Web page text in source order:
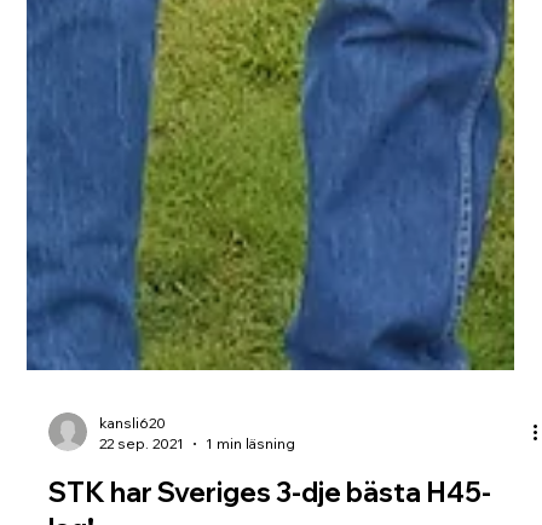
22 sep. 2021
1 min läsning